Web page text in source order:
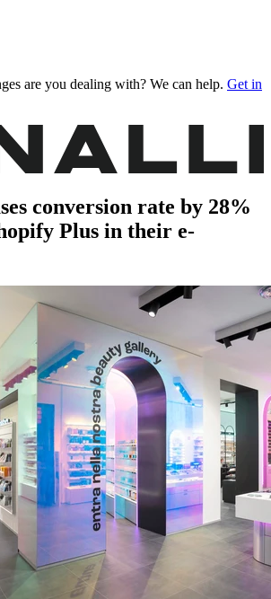
are you dealing with? We can help. Get in
conversion rate by 28%
Plus in their e-